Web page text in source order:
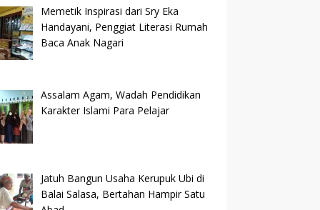
Memetik Inspirasi dari Sry Eka
Handayani, Penggiat Literasi Rumah
Baca Anak Nagari
Assalam Agam, Wadah Pendidikan
Karakter Islami Para Pelajar
Jatuh Bangun Usaha Kerupuk Ubi di
Balai Salasa, Bertahan Hampir Satu